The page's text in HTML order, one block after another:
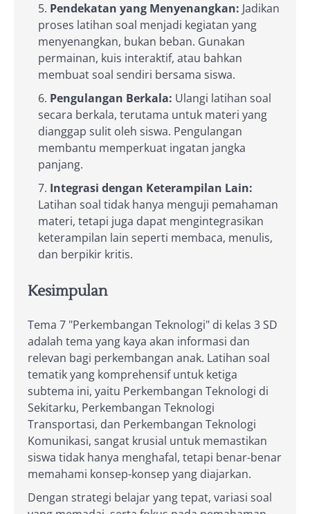
Pendekatan yang Menyenangkan: Jadikan
proses latihan soal menjadi kegiatan yang
menyenangkan, bukan beban. Gunakan
permainan, kuis interaktif, atau bahkan
membuat soal sendiri bersama siswa.
Pengulangan Berkala: Ulangi latihan soal
secara berkala, terutama untuk materi yang
dianggap sulit oleh siswa. Pengulangan
membantu memperkuat ingatan jangka
panjang.
Integrasi dengan Keterampilan Lain:
Latihan soal tidak hanya menguji pemahaman
materi, tetapi juga dapat mengintegrasikan
keterampilan lain seperti membaca, menulis,
dan berpikir kritis.
Kesimpulan
Tema 7 "Perkembangan Teknologi" di kelas 3 SD
adalah tema yang kaya akan informasi dan
relevan bagi perkembangan anak. Latihan soal
tematik yang komprehensif untuk ketiga
subtema ini, yaitu Perkembangan Teknologi di
Sekitarku, Perkembangan Teknologi
Transportasi, dan Perkembangan Teknologi
Komunikasi, sangat krusial untuk memastikan
siswa tidak hanya menghafal, tetapi benar-benar
memahami konsep-konsep yang diajarkan.
Dengan strategi belajar yang tepat, variasi soal